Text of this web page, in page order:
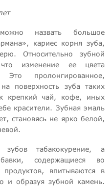
назвать большое
кариес корня зуба,
Относительно зубной
изменение ее цвета
пролонгированное,
поверхность зуба таких
крепкий чай, кофе, иных
красители. Зубная эмаль
становясь не ярко белой,
зубов табакокурение, а
содержащиеся во
продуктов, впитываются в
и образуя зубной камень.